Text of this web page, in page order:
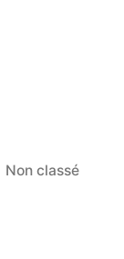
Publié
Non classé